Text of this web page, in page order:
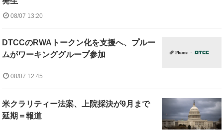
08/07 13:20
DTCCのRWAトークン化を支援へ、プルー
ムがワーキンググループ参加
08/07 12:45
米クラリティー法案、上院採決が9月まで
延期＝報道